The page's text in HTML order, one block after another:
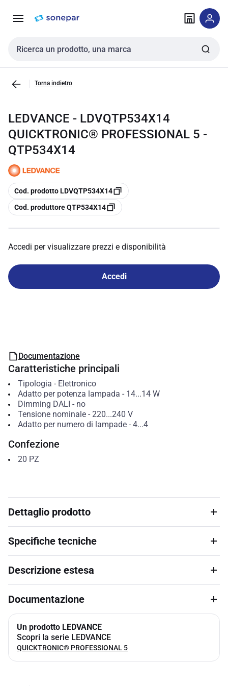
navigazione alla
Cerca input
Torna indietro
LEDVANCE - LDVQTP534X14
QUICKTRONIC® PROFESSIONAL 5 -
QTP534X14
copia
Cod. prodotto LDVQTP534X14
copia
Cod. produttore QTP534X14
Accedi per visualizzare prezzi e disponibilità
Accedi
Documentazione
Caratteristiche principali
Tipologia - Elettronico
Adatto per potenza lampada - 14...14 W
Dimming DALI - no
Tensione nominale- 220...240 V
Adatto per numero di lampade- 4...4
Confezione
20 PZ
Dettaglio prodotto
Specifiche tecniche
Descrizione estesa
Documentazione
Un prodotto LEDVANCE
Scopri la serie LEDVANCE
QUICKTRONIC® PROFESSIONAL 5